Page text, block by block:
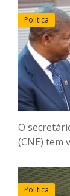
Politica
O
(CNE) tem
Politica